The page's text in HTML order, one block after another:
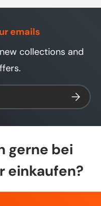
ist möglich.
emails
collections and
gerne bei
einkaufen?